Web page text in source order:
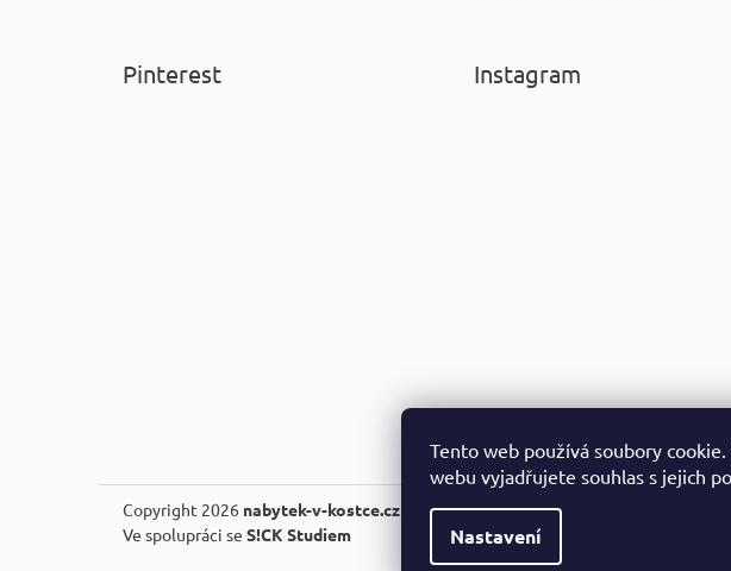
Tento web používá soubory
webu vyjadřujete souhlas s jejich
Nastavení
Pinterest Instagram
Sledovat na Instagramu
Copyright 2026 nabytek-v-kostce.cz . Všechna práva vyhrazena.
Ve spolupráci se S!CK Studiem